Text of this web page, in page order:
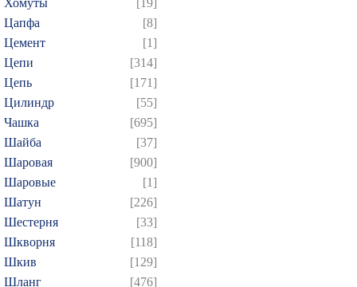
Хомуты
[19]
Цапфа
[8]
Цемент
[1]
Цепи
[314]
Цепь
[171]
Цилиндр
[55]
Чашка
[695]
Шайба
[37]
Шаровая
[900]
Шаровые
[1]
Шатун
[226]
Шестерня
[33]
Шкворня
[118]
Шкив
[129]
Шланг
[476]